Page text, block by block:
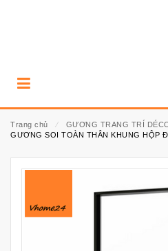
Trang chủ ⁄ GƯƠNG TRANG TRÍ
GƯƠNG SOI TOÀN THÂN KHUNG HỘP